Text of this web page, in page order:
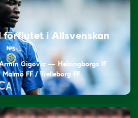
förflutet i Allsvenskan
Gigovic — Helsingborgs IF
FF / Trelleborg FF